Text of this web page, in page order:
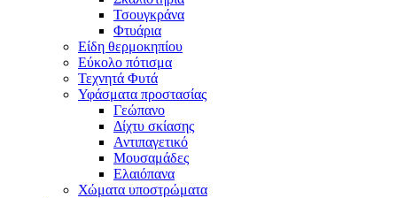
Τσουγκράνα
Φτυάρια
Είδη θερμοκηπίου
Εύκολο πότισμα
Τεχνητά Φυτά
Υφάσματα προστασίας
Γεώπανο
Δίχτυ σκίασης
Αντιπαγετικό
Μουσαμάδες
Ελαιόπανα
Χώματα υποστρώματα